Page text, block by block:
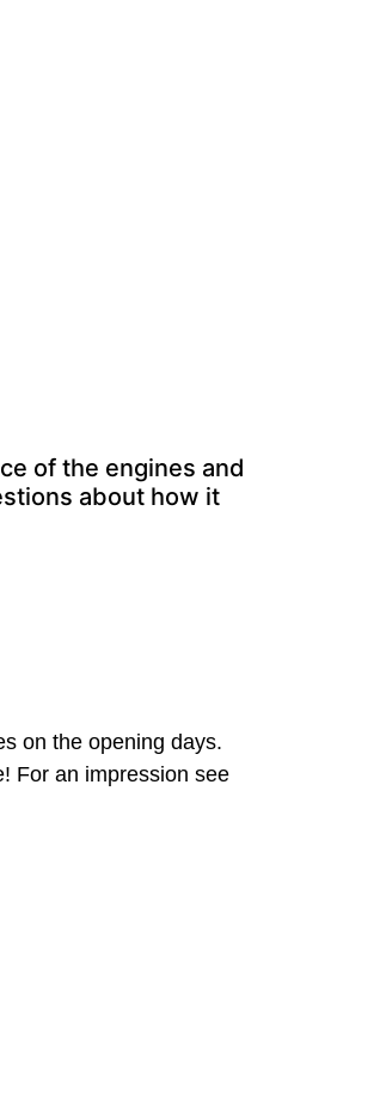
of the engines and
about how it
on the opening days.
For an impression see